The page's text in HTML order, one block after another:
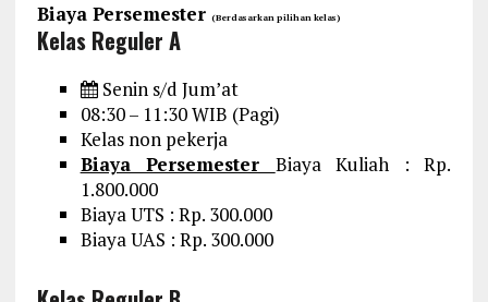
Biaya Persemester (Berdasarkan pilihan kelas)
Kelas Reguler A
Senin s/d Jum’at
08:30 – 11:30 WIB (Pagi)
Kelas non pekerja
Biaya Persemester Biaya Kuliah : Rp.
1.800.000
Biaya UTS : Rp. 300.000
Biaya UAS : Rp. 300.000